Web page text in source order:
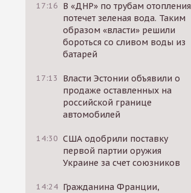
17:16 В «ДНР» по трубам отопления
потечет зеленая вода. Таким
образом «власти» решили
бороться со сливом воды из
батарей
17:13
Власти Эстонии объявили о
продаже оставленных на
российской границе
автомобилей
14:30 США одобрили поставку
первой партии оружия
Украине за счет союзников
14:24 Гражданина Франции,